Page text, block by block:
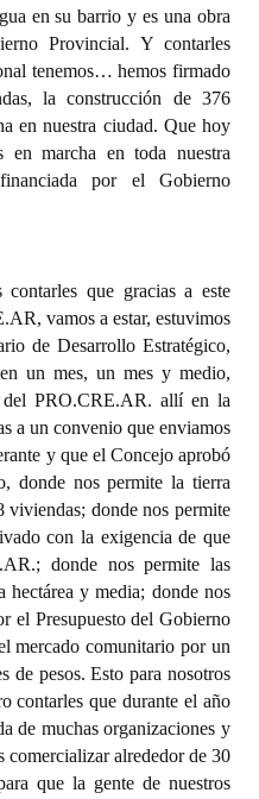
en su barrio y es una obra
Provincial. Y contarles
tenemos… hemos firmado
la construcción de 376
en nuestra ciudad. Que hoy
en marcha en toda nuestra
por el Gobierno
que gracias a este
vamos a estar, estuvimos
de Desarrollo Estratégico,
un mes, un mes y medio,
del PRO.CRE.AR. allí en la
a un convenio que enviamos
y que el Concejo aprobó
donde nos permite la tierra
viviendas; donde nos permite
con la exigencia de que
donde nos permite las
hectárea y media; donde nos
el Presupuesto del Gobierno
mercado comunitario por un
de pesos. Esto para nosotros
contarles que durante el año
de muchas organizaciones y
comercializar alrededor de 30
que la gente de nuestros